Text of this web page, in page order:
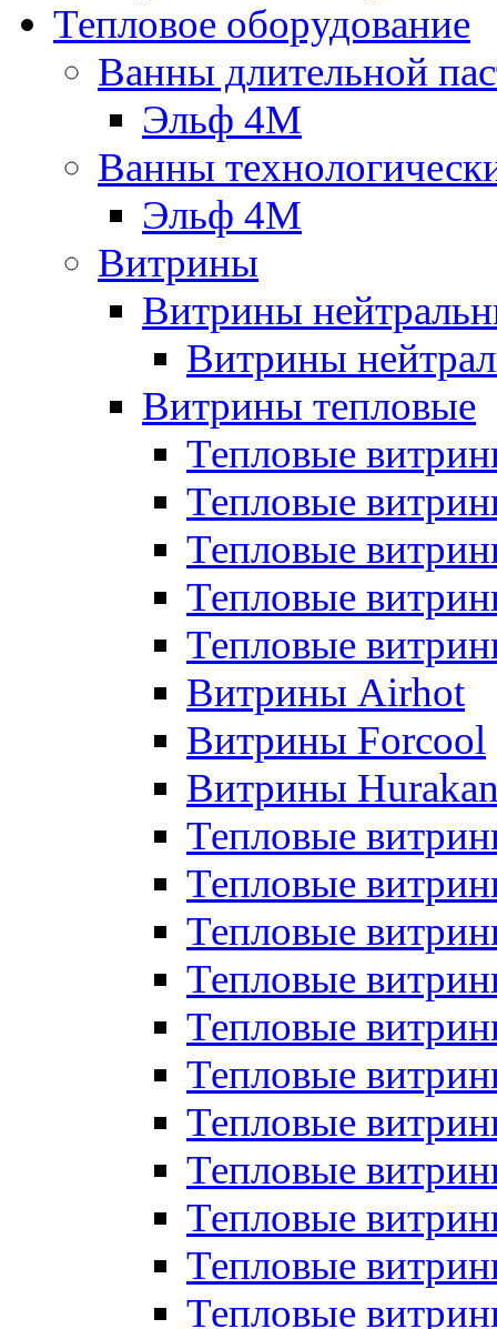
Тепловое оборудование
Ванны длительной
Эльф 4М
Ванны
Эльф 4М
Витрины
Витрины
Витрины
Витрины тепловые
Тепловые
Тепловые
Тепловые
Тепловые
Тепловые
Витрины Airhot
Витрины Forcool
Витрины
Тепловые
Тепловые
Тепловые
Тепловые
Тепловые
Тепловые
Тепловые
Тепловые
Тепловые
Тепловые
Тепловые